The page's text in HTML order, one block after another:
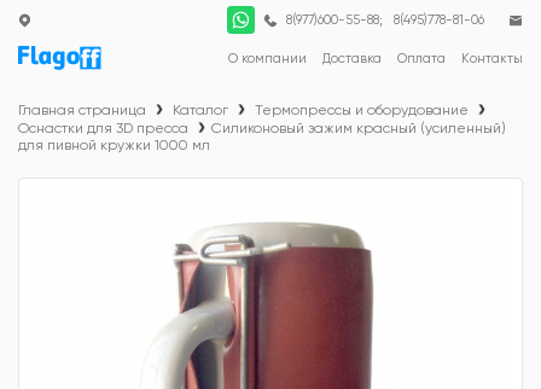
О компании Доставка Оплата Контакты
8(977)600-55-88; 8(495)778-81-06
Главная страница Каталог
Термопрессы и оборудование
Оснастки для 3D пресса
Силиконовый зажим красный (усиленный)
для пивной кружки 1000 мл